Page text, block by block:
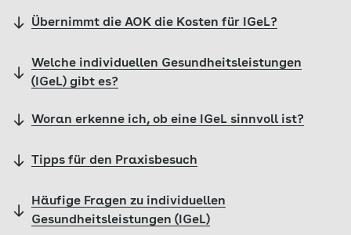
Übernimmt die AOK die Kosten für IGeL?
Welche individuellen Gesundheitsleistungen
(IGeL) gibt es?
Woran erkenne ich, ob eine IGeL sinnvoll ist?
Tipps für den Praxisbesuch
Häufige Fragen zu individuellen
Gesundheitsleistungen (IGeL)